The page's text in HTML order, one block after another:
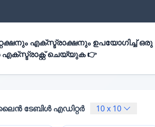
എക്സ്ട്രാക്ഷനും ഉപയോഗിച്ച്
ചെയ്യുക 👉
ടേബിൾ എഡിറ്റർ 10x 10